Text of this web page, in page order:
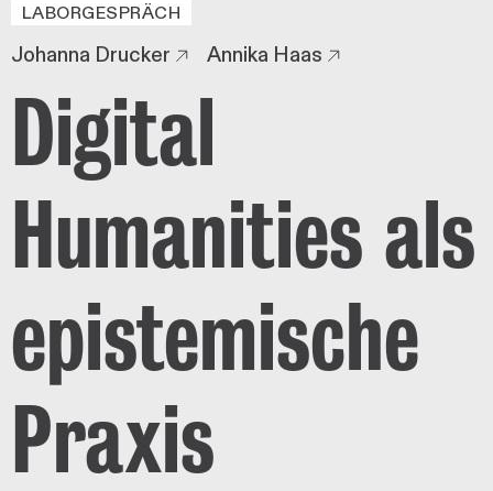
LABORGESPRÄCH
Johanna Drucker Annika Haas
Digital
Humanities als
epistemische
Praxis